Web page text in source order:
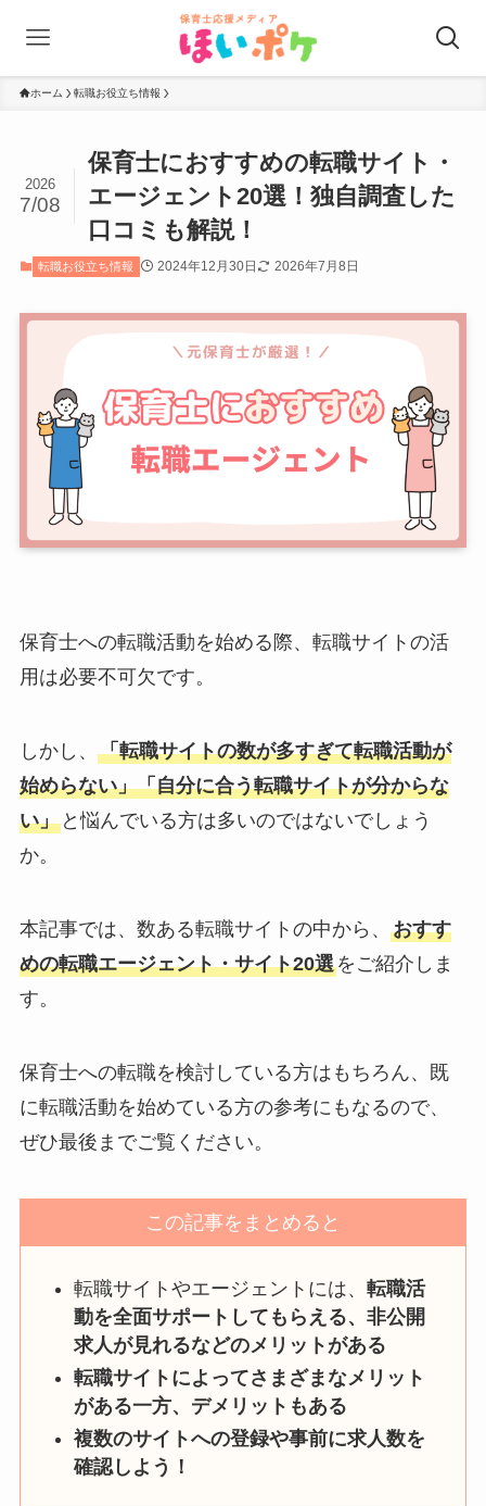
ホーム 転職お役立ち情報
保育士におすすめの転職サイト・
エージェント20選！独自調査した
口コミも解説！
2026
7/08
転職お役立ち情報 2024年12月30日 2026年7月8日
保育士への転職活動を始める際、転職サイトの活
用は必要不可欠です。
しかし、 「転職サイトの数が多すぎて転職活動が
始めらない」「自分に合う転職サイトが分からな
い」と悩んでいる方は多いのではないでしょう
か。
本記事では、数ある転職サイトの中から、 おすす
めの転職エージェント・サイト20選をご紹介しま
す。
保育士への転職を検討している方はもちろん、既
に転職活動を始めている方の参考にもなるので、
ぜひ最後までご覧ください。
この記事をまとめると
転職サイトやエージェントには、転職活
動を全面サポートしてもらえる、非公開
求人が見れるなどのメリットがある
転職サイトによってさまざまなメリット
がある一方、デメリットもある
複数のサイトへの登録や事前に求人数を
確認しよう！